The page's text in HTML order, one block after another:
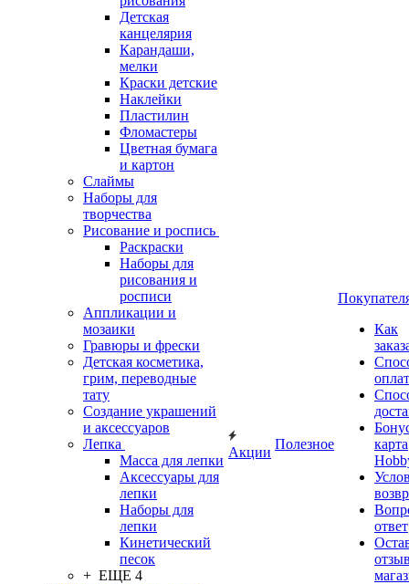
Детская
канцелярия
Карандаши,
мелки
Краски детские
Наклейки
Пластилин
Фломастеры
Цветная бумага
и картон
Слаймы
Наборы для
творчества
Рисование и роспись
Раскраски
Наборы для
рисования и
росписи
Аппликации и
мозаики
Гравюры и фрески
Детская косметика,
грим, переводные
тату
Создание украшений
и аксессуаров
Лепка
Масса для лепки
Аксессуары для
лепки
Наборы для
лепки
Кинетический
песок
+ ЕЩЕ 4
Акции
Полезное
Как
карта
ответ